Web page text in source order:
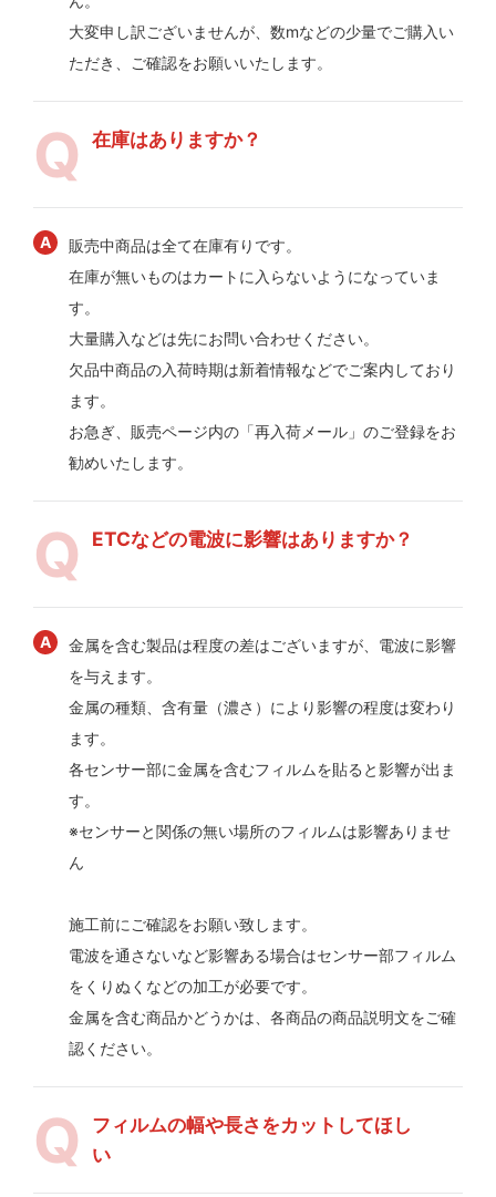
大変申し訳ございませんが、数mなどの少量でご購入い
ただき、ご確認をお願いいたします。
在庫はありますか？
販売中商品は全て在庫有りです。
在庫が無いものはカートに入らないようになっていま
す。
大量購入などは先にお問い合わせください。
欠品中商品の入荷時期は新着情報などでご案内しており
ます。
お急ぎ、販売ページ内の「再入荷メール」のご登録をお
勧めいたします。
ETCなどの電波に影響はありますか？
金属を含む製品は程度の差はございますが、電波に影響
を与えます。
金属の種類、含有量（濃さ）により影響の程度は変わり
ます。
各センサー部に金属を含むフィルムを貼ると影響が出ま
す。
※センサーと関係の無い場所のフィルムは影響ありませ
ん
施工前にご確認をお願い致します。
電波を通さないなど影響ある場合はセンサー部フィルム
をくりぬくなどの加工が必要です。
金属を含む商品かどうかは、各商品の商品説明文をご確
認ください。
フィルムの幅や長さをカットしてほし
い